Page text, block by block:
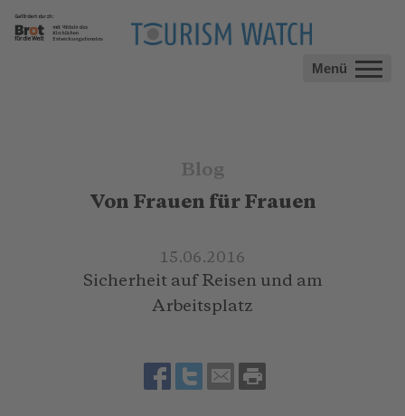
Menü
Blog
Von Frauen für Frauen
15.06.2016
Sicherheit auf Reisen und am
Arbeitsplatz